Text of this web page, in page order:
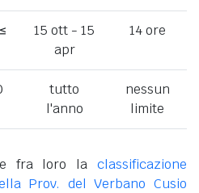
≤
15 ott - 15
apr
14 ore
tutto
l'anno
nessun
limite
fra loro la classificazione
Prov. del Verbano Cusio